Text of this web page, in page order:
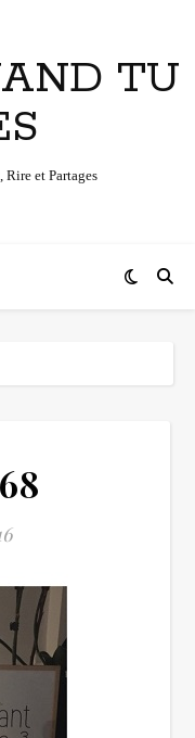
TU
et Partages